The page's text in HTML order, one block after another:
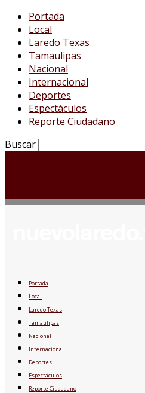
Portada
Local
Laredo Texas
Tamaulipas
Nacional
Internacional
Deportes
Espectáculos
Reporte Ciudadano
Buscar
Portada
Local
Laredo Texas
Tamaulipas
Nacional
Internacional
Deportes
Espectáculos
Reporte Ciudadano